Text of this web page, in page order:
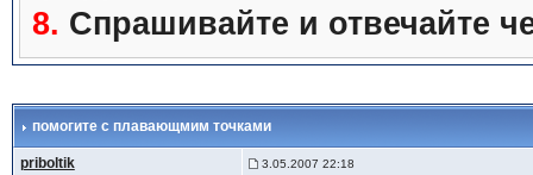
8. Спрашивайте и отвечайте
помогите с плавающмим точками
priboltik 3.05.2007 22:18